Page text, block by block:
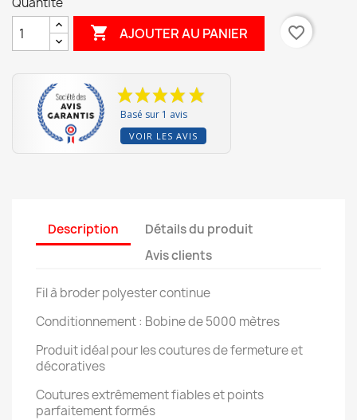
 AJOUTER AU PANIER favorite_border
Basé sur 1 avis
VOIR LES AVIS
Description
Détails du produit
Avis clients
Fil à broder polyester continue
Conditionnement : Bobine de 5000 mètres
Produit idéal pour les coutures de fermeture et
décoratives
Coutures extrêmement fiables et points
parfaitement formés